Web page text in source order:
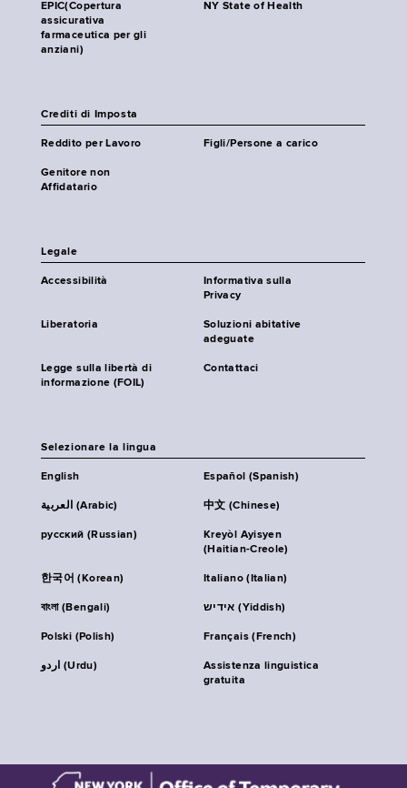
EPIC(Copertura
assicurativa
farmaceutica per gli
anziani)
NY State of Health
Crediti di Imposta
Reddito per Lavoro Figli/Persone a carico
Genitore non
Affidatario
Legale
Accessibilità
Informativa sulla
Privacy
Liberatoria
Soluzioni abitative
adeguate
Legge sulla libertà di
informazione (FOIL)
Contattaci
Selezionare la lingua
English Español (Spanish)
العربية (Arabic) 中文 (Chinese)
русский (Russian)
Kreyòl Ayisyen
(Haitian-Creole)
한국어 (Korean) Italiano (Italian)
বাংলা (Bengali) אידיש (Yiddish)
Polski (Polish) Français (French)
اردو (Urdu)
Assistenza linguistica
gratuita